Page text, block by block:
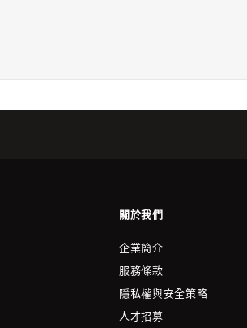
關於我們
企業簡介
服務條款
隱私權與安全策略
人才招募